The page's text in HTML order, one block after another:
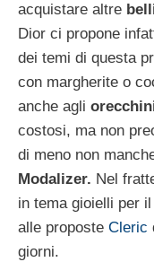
acquistare altre
Dior ci propone
dei temi di questa
con margherite o
anche agli
costosi, ma non
di meno non
Modalizer. Nel
in tema gioielli per
alle proposte Cleric
giorni.